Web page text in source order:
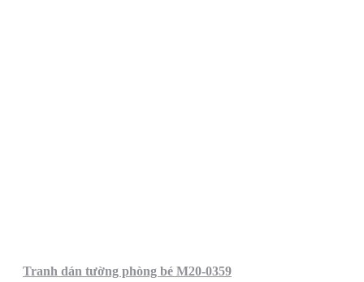
Tranh dán tường phòng bé M20-0359